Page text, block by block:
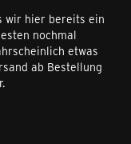
wir hier bereits ein
nochmal
etwas
ab Bestellung